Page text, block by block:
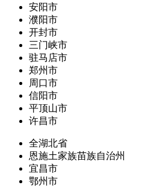
安阳市
濮阳市
开封市
三门峡市
驻马店市
郑州市
周口市
信阳市
平顶山市
许昌市
全湖北省
恩施土家族苗族自治州
宜昌市
鄂州市